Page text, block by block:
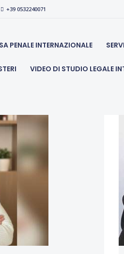
+39 0532240071
PENALE INTERNAZIONALE
VIDEO DI STUDIO LEGALE
CHI SIAMO
ESTERO
GIURISDIZIONI
APERTURA
VIDEO DI
LEGALE